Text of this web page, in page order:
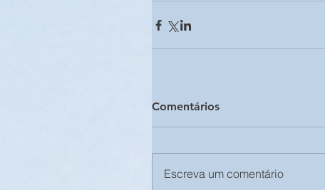
Comentários
Escreva um comentário